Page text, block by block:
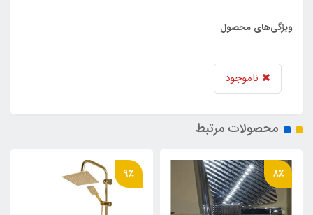
ویژگی‌های محصول
ناموجود
محصولات مرتبط
8٪ 9٪